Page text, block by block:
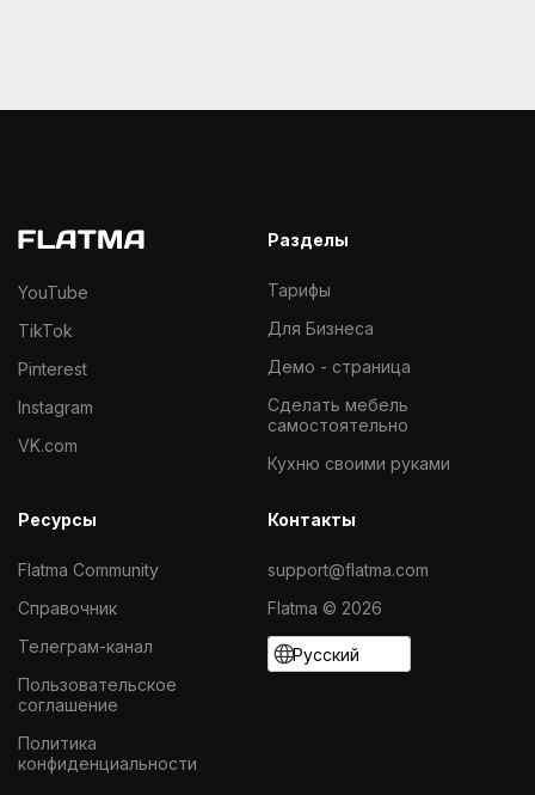
YouTube
TikTok
Pinterest
Instagram
VK.com
Разделы
Тарифы
Для Бизнеса
Демо - страница
Cделать мебель
самостоятельно
Кухню своими руками
Ресурсы
Flatma Community
Справочник
Телеграм-канал
Пользовательское
соглашение
Политика
конфиденциальности
Контакты
support@flatma.com
Flatma © 2026
Русский